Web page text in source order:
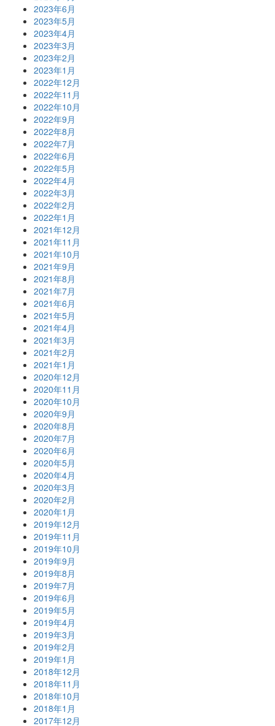
2023年6月
2023年5月
2023年4月
2023年3月
2023年2月
2023年1月
2022年12月
2022年11月
2022年10月
2022年9月
2022年8月
2022年7月
2022年6月
2022年5月
2022年4月
2022年3月
2022年2月
2022年1月
2021年12月
2021年11月
2021年10月
2021年9月
2021年8月
2021年7月
2021年6月
2021年5月
2021年4月
2021年3月
2021年2月
2021年1月
2020年12月
2020年11月
2020年10月
2020年9月
2020年8月
2020年7月
2020年6月
2020年5月
2020年4月
2020年3月
2020年2月
2020年1月
2019年12月
2019年11月
2019年10月
2019年9月
2019年8月
2019年7月
2019年6月
2019年5月
2019年4月
2019年3月
2019年2月
2019年1月
2018年12月
2018年11月
2018年10月
2018年1月
2017年12月